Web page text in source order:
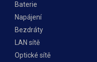
Baterie
Napájení
Bezdráty
LAN sítě
Optické sítě